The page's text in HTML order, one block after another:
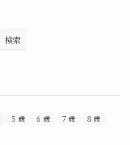
検索
５歳 ６歳 ７歳 ８歳